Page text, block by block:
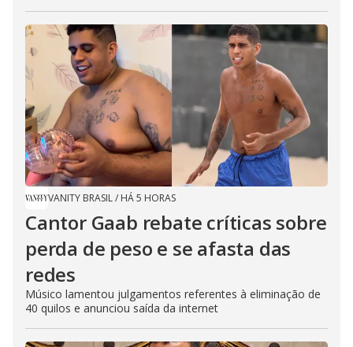
VANITY BRASIL/ HÁ 5 HORAS
Cantor Gaab rebate críticas sobre
perda de peso e se afasta das
redes
Músico lamentou julgamentos referentes à eliminação de
40 quilos e anunciou saída da internet